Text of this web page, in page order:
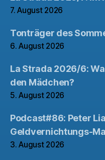
7. August 2026
Tonträger des
6. August 2026
La Strada 2026/6:
den Mädchen?
5. August 2026
Podcast#86: Peter
Geldvernichtungs-
3. August 2026